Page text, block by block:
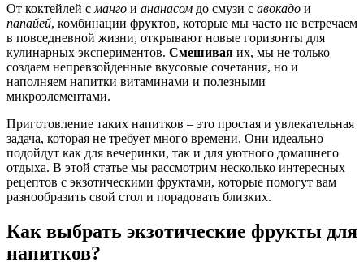
От коктейлей с манго и ананасом до смузи с авокадо и
папайей, комбинации фруктов, которые мы часто не встречаем
в повседневной жизни, открывают новые горизонты для
кулинарных экспериментов. Смешивая их, мы не только
создаем непревзойденные вкусовые сочетания, но и
наполняем напитки витаминами и полезными
микроэлементами.
Приготовление таких напитков – это простая и увлекательная
задача, которая не требует много времени. Они идеально
подойдут как для вечеринки, так и для уютного домашнего
отдыха. В этой статье мы рассмотрим несколько интересных
рецептов с экзотическими фруктами, которые помогут вам
разнообразить свой стол и порадовать близких.
Как выбрать экзотические фрукты для
напитков?